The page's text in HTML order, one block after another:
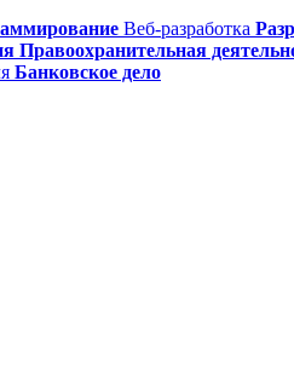
Веб-разработка
Правоохранительная
Банковское дело